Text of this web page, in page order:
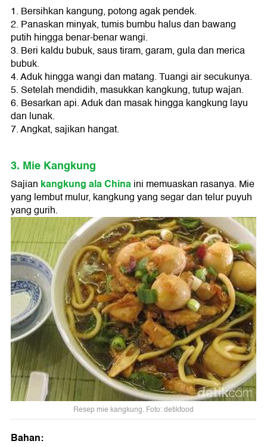
1. Bersihkan kangung, potong agak pendek.
2. Panaskan minyak, tumis bumbu halus dan bawang
putih hingga benar-benar wangi.
3. Beri kaldu bubuk, saus tiram, garam, gula dan merica
bubuk.
4. Aduk hingga wangi dan matang. Tuangi air secukunya.
5. Setelah mendidih, masukkan kangkung, tutup wajan.
6. Besarkan api. Aduk dan masak hingga kangkung layu
dan lunak.
7. Angkat, sajikan hangat.
3. Mie Kangkung
Sajian kangkung ala Chinaini memuaskan rasanya. Mie
yang lembut mulur, kangkung yang segar dan telur puyuh
yang gurih.
Resep mie kangkung. Foto: detikfood
Bahan: